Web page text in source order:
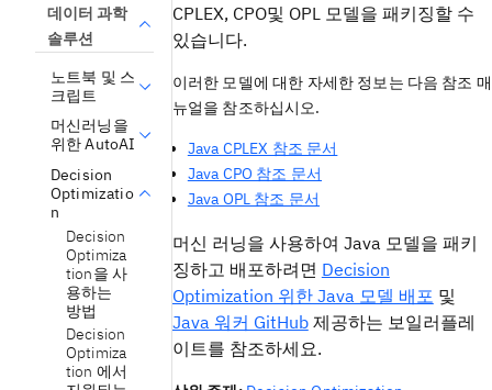
데이터 과학
솔루션
노트북 및 스
크립트
머신러닝을
위한 AutoAI
Decision
Optimizatio
n
Decision
Optimiza
tion을 사
용하는
방법
Decision
Optimiza
tion 에서
CPLEX, CPO및 OPL 모델을 패키징할 수
있습니다.
이러한 모델에 대한 자세한 정보는 다음 참조 매
뉴얼을 참조하십시오.
Java CPLEX 참조 문서
Java CPO 참조 문서
Java OPL 참조 문서
머신 러닝을 사용하여 Java 모델을 패키
징하고 배포하려면 Decision
Optimization 위한 Java 모델 배포 및
Java 워커 GitHub제공하는 보일러플레
이트를 참조하세요.